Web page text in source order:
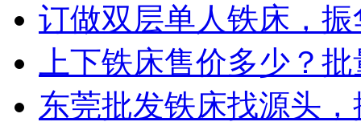
订做双层单人铁床，
上下铁床售价多少？
东莞批发铁床找源头